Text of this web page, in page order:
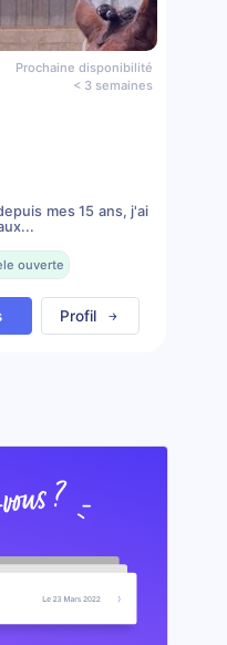
Prochaine disponibilité
< 3 semaines
mes 15 ans, j'ai
ouverte
Profil